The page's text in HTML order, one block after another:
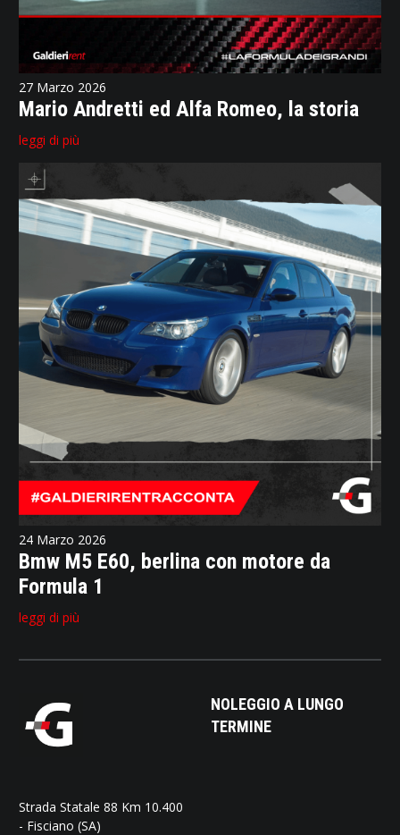
27 Marzo 2026
Mario Andretti ed Alfa Romeo, la storia
leggi di più
24 Marzo 2026
Bmw M5 E60, berlina con motore da
Formula 1
leggi di più
Strada Statale 88 Km 10.400
- Fisciano (SA)
NOLEGGIO A LUNGO
TERMINE